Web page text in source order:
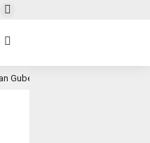
Gubernur 2025, Realisasi APBD